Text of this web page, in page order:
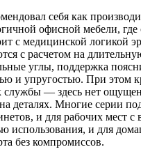
себя как
офисной мебели,
с медицинской логикой
с расчетом на
углы, поддержка
и упругостью. При этом
службы — здесь нет
деталях. Многие серии
и для рабочих мест с
использования, и для
без компромиссов.